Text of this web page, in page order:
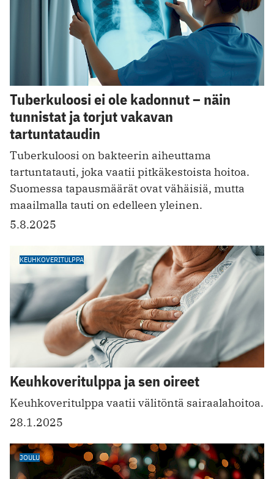
Tuberkuloosi ei ole kadonnut – näin
tunnistat ja torjut vakavan
tartuntataudin
Tuberkuloosi on bakteerin aiheuttama
tartuntatauti, joka vaatii pitkäkestoista hoitoa.
Suomessa tapausmäärät ovat vähäisiä, mutta
maailmalla tauti on edelleen yleinen.
5.8.2025
KEUHKOVERITULPPA
Keuhkoveritulppa ja sen oireet
Keuhkoveritulppa vaatii välitöntä sairaalahoitoa.
28.1.2025
JOULU